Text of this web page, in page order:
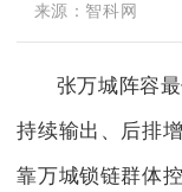
来源： 智科网
张万城阵容
持续输出、后排
靠万城锁链群体